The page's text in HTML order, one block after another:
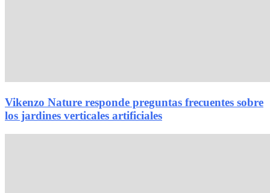
Vikenzo Nature responde preguntas frecuentes sobre
los jardines verticales artificiales